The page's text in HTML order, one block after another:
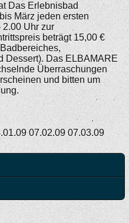
Das Erlebnisbad
März jeden ersten
2.00 Uhr zur
beträgt 15,00 €
Dessert). Das ELBAMARE
Überraschungen
und bitten um
07.02.09 07.03.09